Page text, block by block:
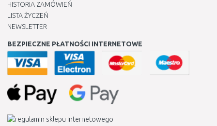
HISTORIA ZAMÓWIEŃ
LISTA ŻYCZEŃ
NEWSLETTER
BEZPIECZNE PŁATNOŚCI INTERNETOWE